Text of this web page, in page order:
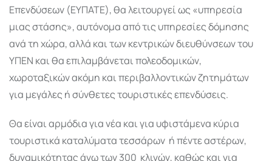
Επενδύσεων (ΕΥΠΑΤΕ), θα λειτουργεί ως «υπηρεσία
μιας στάσης», αυτόνομα από τις υπηρεσίες δόμησης
ανά τη χώρα, αλλά και των κεντρικών διευθύνσεων του
ΥΠΕΝ και θα επιλαμβάνεται πολεοδομικών,
χωροταξικών ακόμη και περιβαλλοντικών ζητημάτων
για μεγάλες ή σύνθετες τουριστικές επενδύσεις.
Θα είναι αρμόδια για νέα και για υφιστάμενα κύρια
τουριστικά καταλύματα τεσσάρων ή πέντε αστέρων,
δυναμικότητας άνω των 300 κλινών, καθώς και για